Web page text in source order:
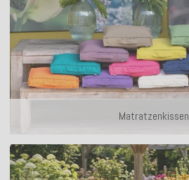
Matratzenkissen